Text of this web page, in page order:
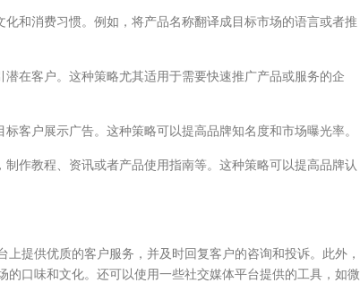
消费习惯。例如，将产品名称翻译成目标市场的语言或者推
客户。这种策略尤其适用于需要快速推广产品或服务的企
户展示广告。这种策略可以提高品牌知名度和市场曝光率。
教程、资讯或者产品使用指南等。这种策略可以提高品牌认
供优质的客户服务，并及时回复客户的咨询和投诉。此外，
口味和文化。还可以使用一些社交媒体平台提供的工具，如微